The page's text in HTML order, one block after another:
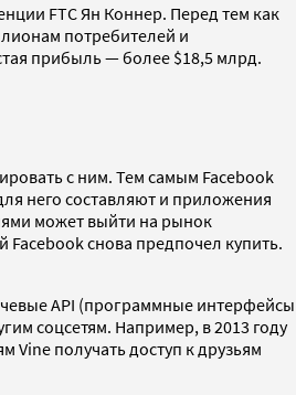
FTC Ян Коннер. Перед тем как
потребителей и
прибыль — более $18,5 млрд.
с ним. Тем самым Facebook
него составляют и приложения
может выйти на рынок
снова предпочел купить.
API (программные интерфейсы
соцсетям. Например, в 2013 году
Vine получать доступ к друзьям